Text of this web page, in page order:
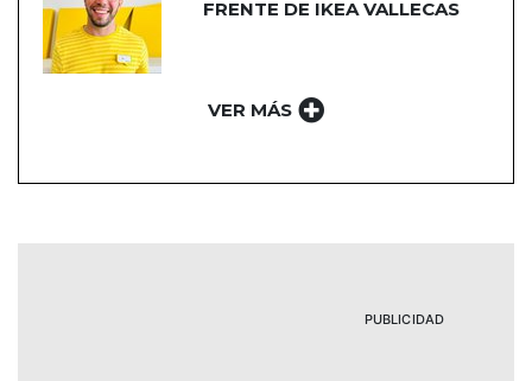
FRENTE DE IKEA VALLECAS
VER MÁS
PUBLICIDAD